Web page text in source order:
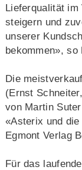
Lieferqualität im
steigern und
unserer
bekommen», so
Die
(Ernst
von Martin
«Asterix und
Egmont Verlag
Für das